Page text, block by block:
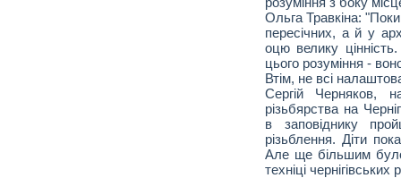
Ольга Травкіна:
пересічних, а й у
оцю велику
цього розуміння -
Втім, не всі
Сергій Черняков,
різьбярства на
в заповіднику
різьблення. Діти
Але ще більшим було
техніці